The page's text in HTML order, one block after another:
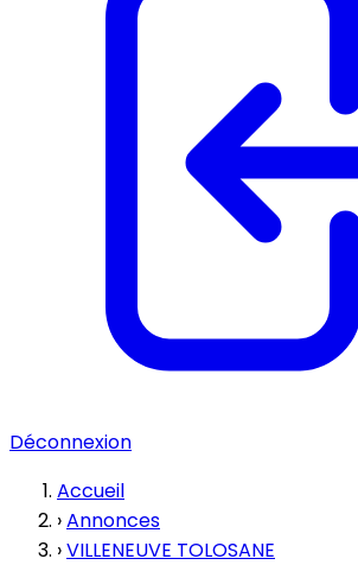
Déconnexion
Accueil
›Annonces
›VILLENEUVE TOLOSANE